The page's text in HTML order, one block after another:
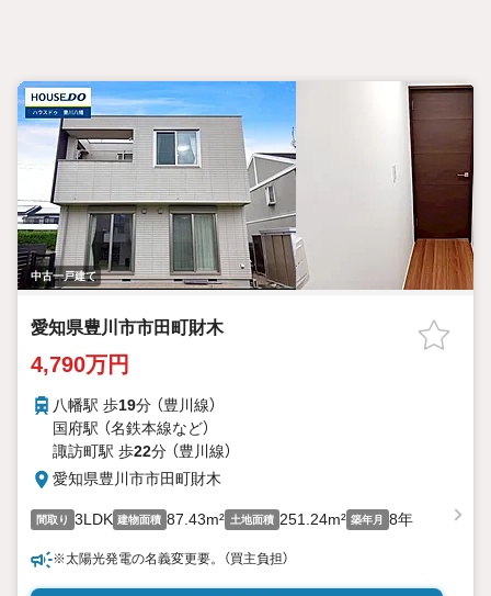
中古一戸建て
愛知県豊川市市田町財木
4,790万円
八幡駅 歩19分 （豊川線）
国府駅 （名鉄本線など）
諏訪町駅 歩22分 （豊川線）
愛知県豊川市市田町財木
間取り 3LDK 建物面積 87.43m² 土地面積 251.24m² 築年月 8年
※太陽光発電の名義変更要。（買主負担）